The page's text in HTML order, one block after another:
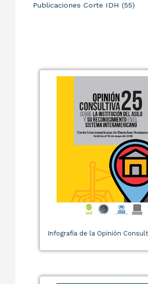
Publicaciones Corte IDH (55)
Infografía de la Opinión